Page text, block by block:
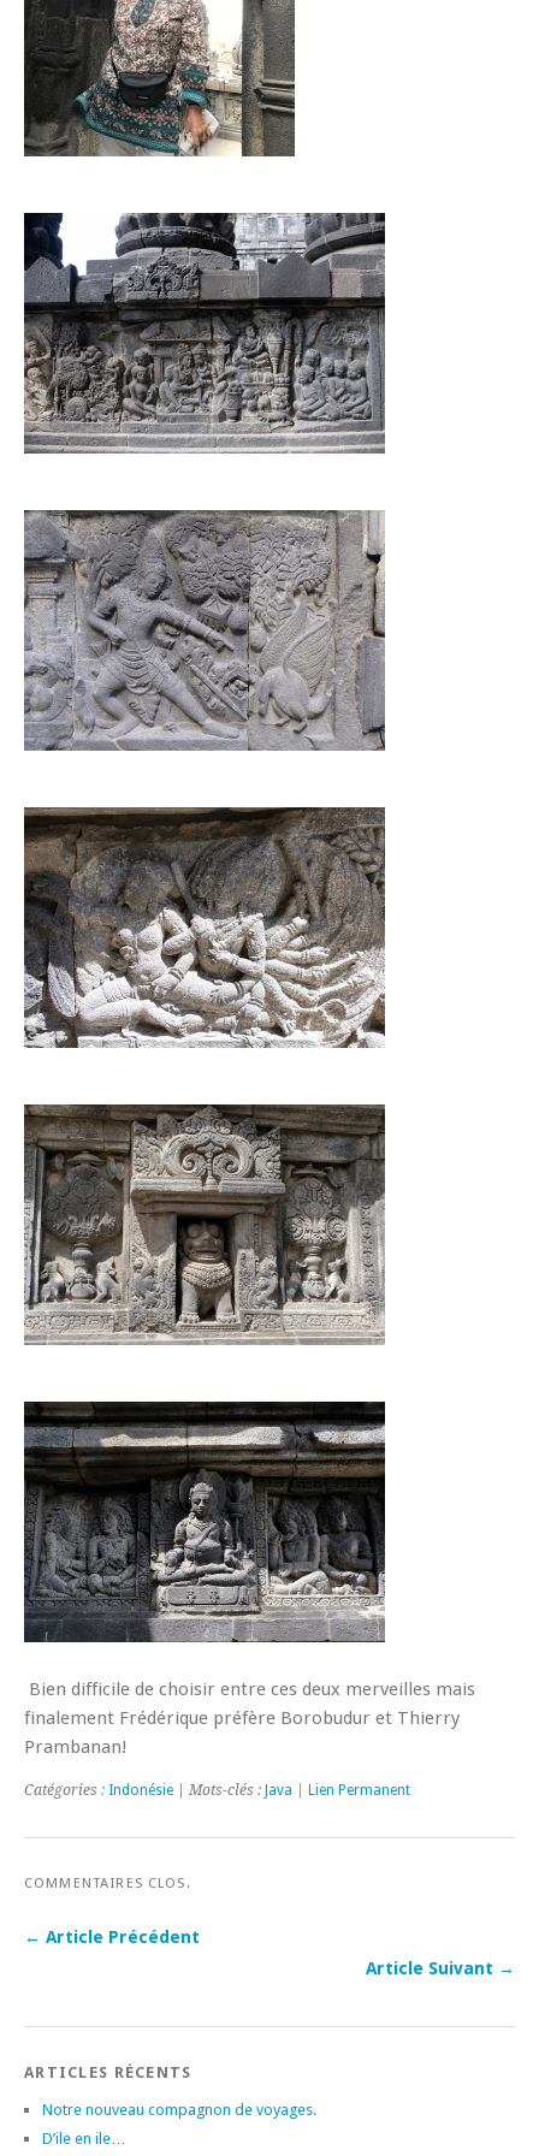
Bien difficile de choisir entre ces deux merveilles mais
finalement Frédérique préfère Borobudur et Thierry
Prambanan!
Catégories : Indonésie | Mots-clés : Java Lien Permanent
COMMENTAIRES CLOS.
← Article Précédent
Article Suivant →
ARTICLES RÉCENTS
Notre nouveau compagnon de voyages.
D’ile en ile…